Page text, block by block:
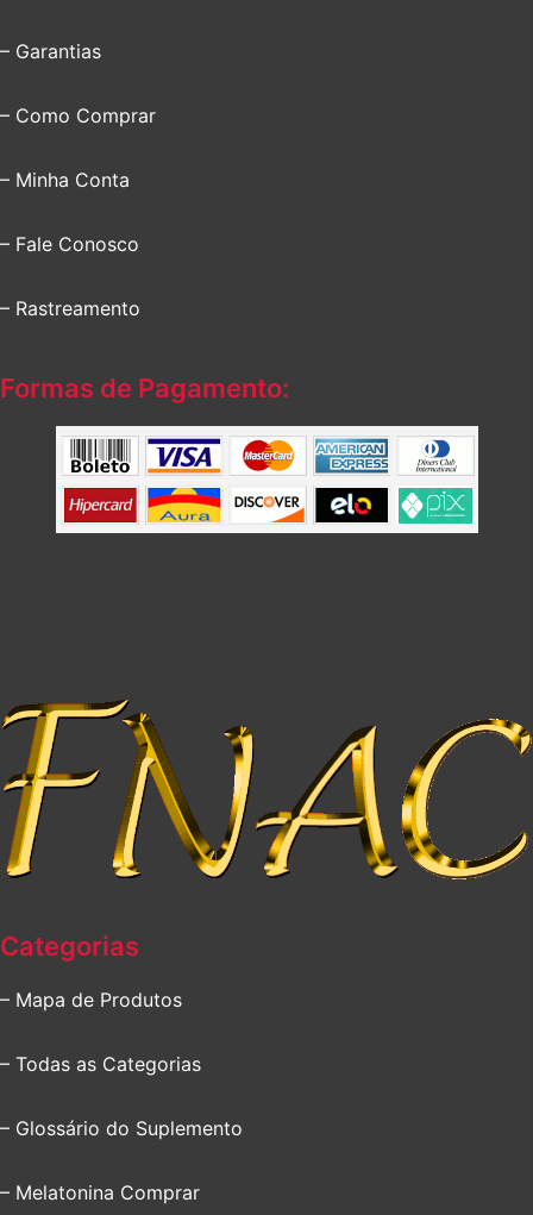
– Garantias
– Como Comprar
– Minha Conta
– Fale Conosco
– Rastreamento
Formas de Pagamento:
Categorias
– Mapa de Produtos
– Todas as Categorias
– Glossário do Suplemento
– Melatonina Comprar